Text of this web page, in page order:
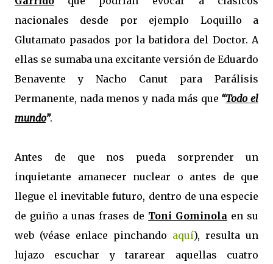
nacionales desde por ejemplo Loquillo a
Glutamato pasados por la batidora del Doctor. A
ellas se sumaba una excitante versión de Eduardo
Benavente y Nacho Canut para Parálisis
Permanente, nada menos y nada más que “Todo el
mundo”.
Antes de que nos pueda sorprender un
inquietante amanecer nuclear o antes de que
llegue el inevitable futuro, dentro de una especie
de guiño a unas frases de Toni Gominola en su
web (véase enlace pinchando aquí), resulta un
lujazo escuchar y tararear aquellas cuatro